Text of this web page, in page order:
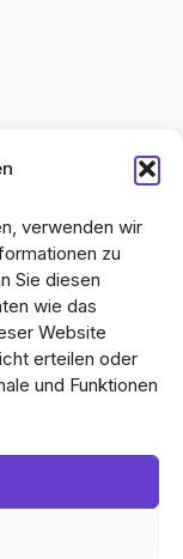
verwenden wir
zu
Sie diesen
wie das
Website
erteilen oder
und Funktionen
Channel
erstellt.